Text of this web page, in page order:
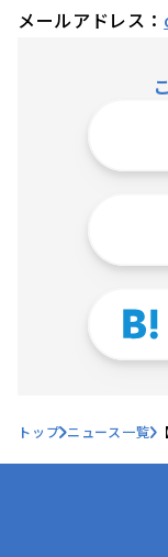
メールアドレス：
トップ ニュース一覧